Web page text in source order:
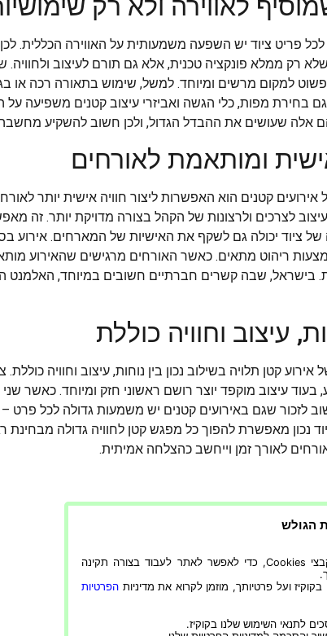
לאווירה ולא רק
פריט ציוד יש השפעה משמעותית על האווירה הכללית.
רק ממלא פונקציה טכנית, אלא גם תורם לעיצוב ולחוויה.
למקום מרשים ומיוחד. למשל, שימוש בתאורה רכה או
גם בחירת מפות, כלי הגשה ואביזרי עיצוב קטנים משפיעה
אלה שעושים את ההבדל הגדול, ולכן חשוב להשקיע
ומותאמת לאורחים
אירועים קטנים הוא האפשרות ליצור חוויה אישית יותר
לצרכים ולרצונות של הקהל בצורה מדויקת יותר. זה
ציוד יכולה גם לשקף את האישיות של המארחים. אירוע
ריהוט מתאים. כאשר האורחים מרגישים שהאירוע
בישראל, שבה קשרים חברתיים חשובים במיוחד, האלמנט
עיצוב וחוויה כוללת
קטן תלויה בשילוב נכון בין נוחות, עיצוב וחוויה כוללת.
בעוד עיצוב מוקפד יוצר רושם ראשוני חזק ומיוחד. כאשר
לזכור שגם באירועים קטנים יש משמעות גדולה לכל פרט
נכון מאפשרת להפוך כל מפגש קטן לחוויה גדולה מבחינת
לאורך זמן וייחשב כהצלחה אמיתית.
הגולש
באתר זה אנו משתמשים בקבצי Cookies, כדי לאפשר לאתר לעבוד בצורה תקינה
ועל פרטיותך, מוזמן לקרוא את מדיניות הפרטיות
לתנאי השימוש שלנו בקוקיז.